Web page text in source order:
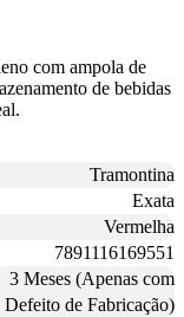
com ampola de
de bebidas
Tramontina
Exata
Vermelha
7891116169551
3 Meses (Apenas com
Defeito de Fabricação)